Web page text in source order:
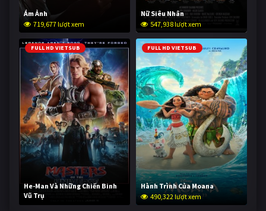
Ám Ảnh
719,677 lượt xem
Nữ Siêu Nhân
547,938 lượt xem
FULL HD VIETSUB
He-Man Và Những Chiến Binh
Vũ Trụ
238,968 lượt xem
FULL HD VIETSUB
Hành Trình Của Moana
490,322 lượt xem